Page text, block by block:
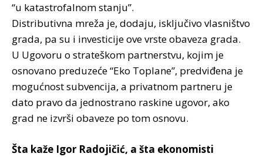
“u katastrofalnom stanju”.
Distributivna mreža je, dodaju, isključivo vlasništvo
grada, pa su i investicije ove vrste obaveza grada.
U Ugovoru o strateškom partnerstvu, kojim je
osnovano preduzeće “Eko Toplane”, predviđena je
mogućnost subvencija, a privatnom partneru je
dato pravo da jednostrano raskine ugovor, ako
grad ne izvrši obaveze po tom osnovu.
Šta kaže Igor Radojičić, a šta ekonomisti